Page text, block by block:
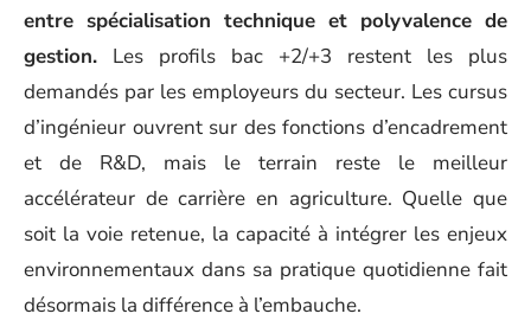
entre spécialisation technique et polyvalence de
gestion. Les profils bac +2/+3 restent les plus
demandés par les employeurs du secteur. Les cursus
d’ingénieur ouvrent sur des fonctions d’encadrement
et de R&D, mais le terrain reste le meilleur
accélérateur de carrière en agriculture. Quelle que
soit la voie retenue, la capacité à intégrer les enjeux
environnementaux dans sa pratique quotidienne fait
désormais la différence à l’embauche.